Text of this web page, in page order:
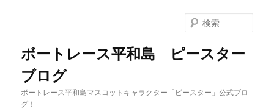
ボートレース平和島 ピースター
ブログ
ボートレース平和島マスコットキャラクター「ピースター」公式ブロ
グ！
索